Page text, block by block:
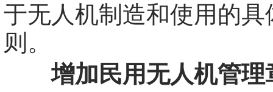
于无人机制造和使用的具
则。
增加民用无人机管理